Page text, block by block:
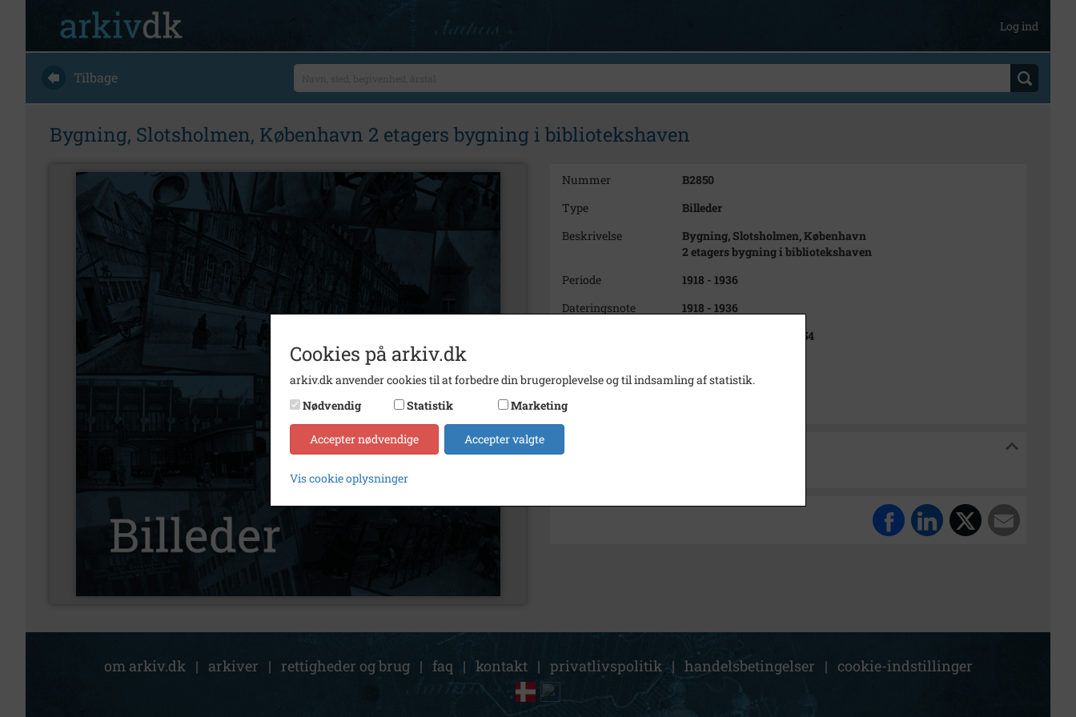
Log ind
Tilbage
Bygning, Slotsholmen, København 2 etagers bygning i bibliotekshaven
Nummer
B2850
Type
Billeder
Beskrivelse
Bygning, Slotsholmen, København
2 etagers bygning i bibliotekshaven
Periode
1918 - 1936
Dateringsnote
1918 - 1936
Elfelt, Østergade 24 38154
om arkiv.dk | arkiver | rettigheder og brug | faq | kontakt | privatlivspolitik | handelsbetingelser | cookie-indstillinger
Cookies på arkiv.dk
arkiv.dk anvender cookies til at forbedre din brugeroplevelse og til indsamling af statistik.
Nødvendig
Statistik Marketing
Accepter nødvendige Accepter valgte
Vis cookie oplysninger